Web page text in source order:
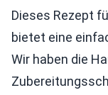
Dieses Rezept
bietet eine
Wir haben die